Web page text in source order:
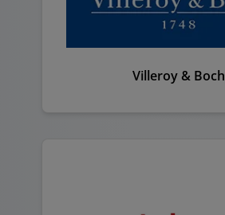
Villeroy & Boch